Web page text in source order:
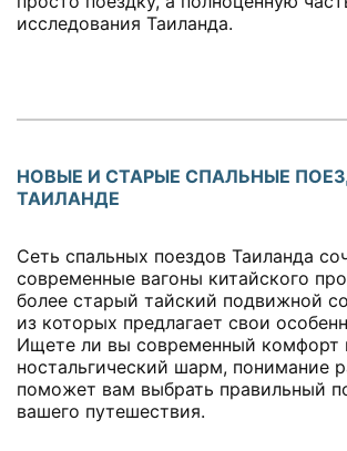
исследования Таиланда.
НОВЫЕ И СТАРЫЕ СПАЛЬНЫЕ
ТАИЛАНДЕ
Сеть спальных поездов Таиланда
современные вагоны китайского
более старый тайский подвижной
из которых предлагает свои
Ищете ли вы современный комфорт
ностальгический шарм, понимание
поможет вам выбрать правильный
вашего путешествия.